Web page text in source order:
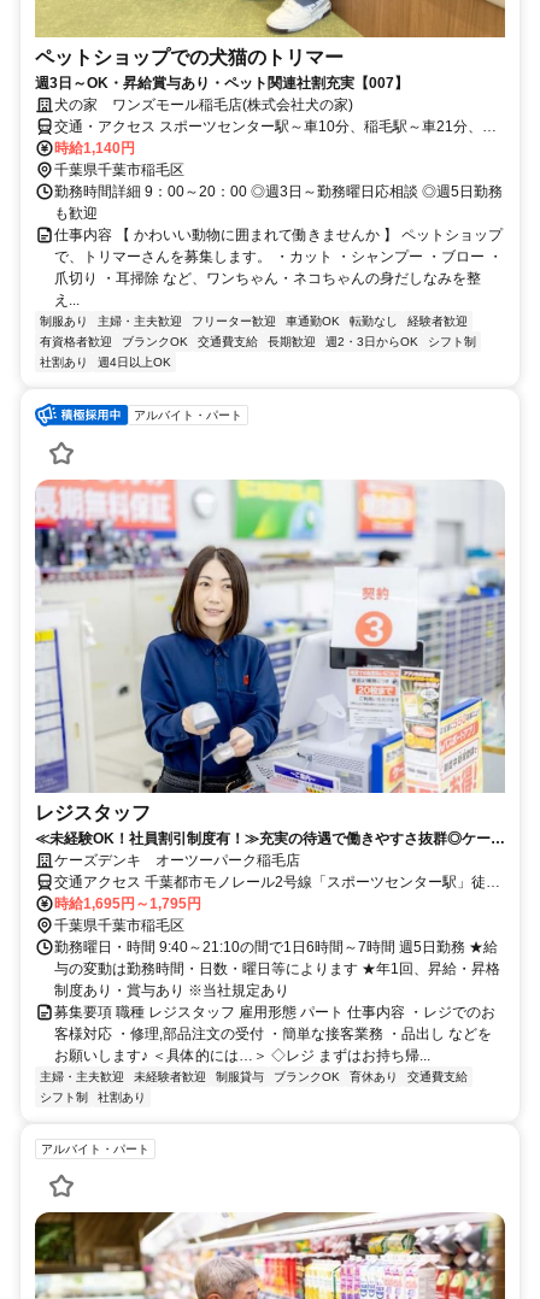
ペットショップでの犬猫のトリマー
週3日～OK・昇給賞与あり・ペット関連社割充実【007】
犬の家 ワンズモール稲毛店(株式会社犬の家)
交通・アクセス スポーツセンター駅～車10分、稲毛駅～車21分、勝
田台駅～車21分 ☆車通勤OK/無料P完備
時給1,140円
千葉県千葉市稲毛区
勤務時間詳細 9：00～20：00 ◎週3日～勤務曜日応相談 ◎週5日勤務
も歓迎
仕事内容 【 かわいい動物に囲まれて働きませんか 】 ペットショップ
で、トリマーさんを募集します。 ・カット ・シャンプー ・ブロー ・
爪切り ・耳掃除 など、ワンちゃん・ネコちゃんの身だしなみを整
え...
制服あり 主婦・主夫歓迎 フリーター歓迎 車通勤OK 転勤なし
経験者歓迎
有資格者歓迎
ブランクOK 交通費支給 長期歓迎 週2・3日からOK
シフト制
社割あり
週4日以上OK
アルバイト・パート
レジスタッフ
≪未経験OK！社員割引制度有！≫充実の待遇で働きやすさ抜群◎ケーズ
デンキでのレジスタッフ募集
ケーズデンキ オーツーパーク稲毛店
交通アクセス 千葉都市モノレール2号線「スポーツセンター駅」徒歩
13分
時給1,695円～1,795円
千葉県千葉市稲毛区
勤務曜日・時間 9:40～21:10の間で1日6時間～7時間 週5日勤務 ★給
与の変動は勤務時間・日数・曜日等によります ★年1回、昇給・昇格
制度あり・賞与あり ※当社規定あり
募集要項 職種 レジスタッフ 雇用形態 パート 仕事内容 ・レジでのお
客様対応 ・修理,部品注文の受付 ・簡単な接客業務 ・品出し などを
お願いします♪ ＜具体的には…＞ ◇レジ まずはお持ち帰...
主婦・主夫歓迎 未経験者歓迎 制服貸与 ブランクOK 育休あり
交通費支給
シフト制
社割あり
アルバイト・パート